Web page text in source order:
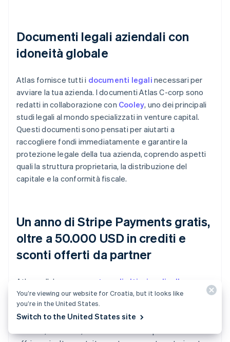
Documenti legali aziendali con
idoneità globale
Atlas fornisce tutti i documenti legali necessari per
avviare la tua azienda. I documenti Atlas C-corp sono
redatti in collaborazione con Cooley, uno dei principali
studi legali al mondo specializzati in venture capital.
Questi documenti sono pensati per aiutarti a
raccogliere fondi immediatamente e garantire la
protezione legale della tua azienda, coprendo aspetti
quali la struttura proprietaria, la distribuzione del
capitale e la conformità fiscale.
Un anno di Stripe Payments gratis,
oltre a 50.000 USD in crediti e
sconti offerti da partner
Atlas collabora con
partner di altissimo livello e
leader del settore, come AWS, Carta e Perplexity, per
offrire ai fondatori sconti e crediti esclusivi tra cui
sconti su strumenti essenziali per la progettazione, la
You’re viewing our website for Croatia, but it looks like
you’re in the United States.
Switch to the United States site